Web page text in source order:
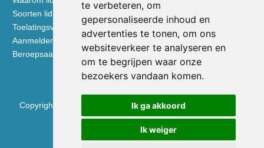
te verbeteren, om
gepersonaliseerde inhoud en
advertenties te tonen, om ons
websiteverkeer te analyseren en
om te begrijpen waar onze
bezoekers vandaan komen.
Ik ga akkoord
Ik weiger
Soorten lidmaatschap NVA
Toelatingsvoorwaarden
Aanmelden voor lidmaatschap
Beroepsaansprakelijkheidsverzekering
Copyright © 2026 Nederlandse Vereniging voor Acupunctuur
KVK 40531133